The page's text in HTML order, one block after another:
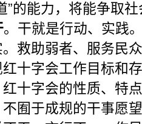
”的能力，将能争取
。干就是行动、实践
救助弱者、服务民
十字会工作目标和
十字会的性质、特
囿于成规的干事愿